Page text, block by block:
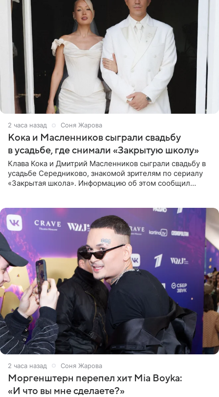
2 часа назад Соня Жарова
Кока и Масленников сыграли свадьбу
в усадьбе, где снимали «Закрытую школу»
Клава Кока и Дмитрий Масленников сыграли свадьбу в
усадьбе Середниково, знакомой зрителям по сериалу
«Закрытая школа». Информацию об этом сообщил
2 часа назад Соня Жарова
Моргенштерн перепел хит Mia Boyka:
«И что вы мне сделаете?»